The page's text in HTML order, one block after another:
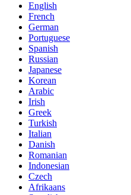
English
French
German
Portuguese
Spanish
Russian
Japanese
Korean
Arabic
Irish
Greek
Turkish
Italian
Danish
Romanian
Indonesian
Czech
Afrikaans